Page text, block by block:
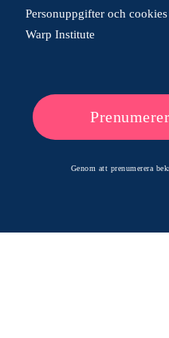
Personuppgifter och cookies
Warp Institute
Genom att prenumerera